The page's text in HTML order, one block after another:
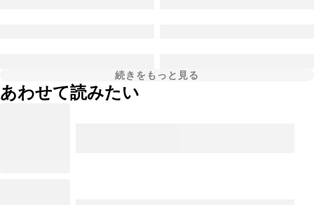
続きをもっと見る
あわせて読みたい